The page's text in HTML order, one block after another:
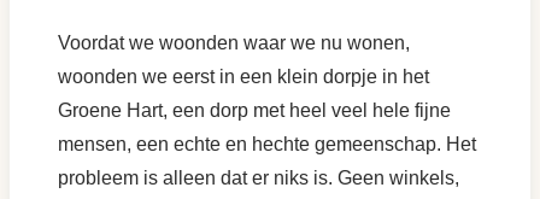
Sneijder
Voordat we woonden waar we nu wonen,
woonden we eerst in een klein dorpje in het
Groene Hart, een dorp met heel veel hele fijne
mensen, een echte en hechte gemeenschap. Het
probleem is alleen dat er niks is. Geen winkels,